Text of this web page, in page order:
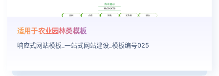
适用于农业园林类模板
响应式网站模板_一站式网站建设_模板编号025